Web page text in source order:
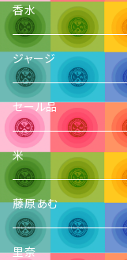
香水
ジャージ
セール品
米
藤原あむ
里奈